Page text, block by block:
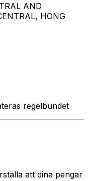
AND
HONG
regelbundet
att dina pengar